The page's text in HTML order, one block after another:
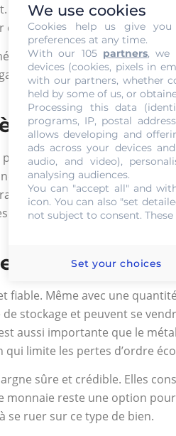
Étant un élément qui a fait le
il est utile d’avoir
de la pièce. Cette
vérifiée ainsi que
200
d’or, que ce soit dans le
du métier reste la
tout le processus. Avec
d’or sont très convoitées
pièces 200
fiable. Même avec une
stockage et peuvent se
aussi importante que le
limite les pertes d’ordre
sûre et crédible. Elles
reste une option
se ruer sur ce type de bien.
We use cookies
Cookies help us give
preferences at any time.
With our 105 partners, we
devices (cookies, pixels in
with our partners, whether
held by some of us, or
Processing this data
programs, IP, postal
allows developing and
ads across your devices
audio, and video),
analysing audiences.
You can "accept all" and
icon. You can also "set
not subject to consent.
Set your choices